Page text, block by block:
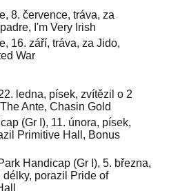
8. července, tráva, za
I'm Very Irish
16. září, tráva, za Jido,
War
ledna, písek, zvítězil o 2
Ante, Chasin Gold
(Gr I), 11. února, písek,
Primitive Hall, Bonus
Handicap (Gr I), 5. března,
porazil Pride of